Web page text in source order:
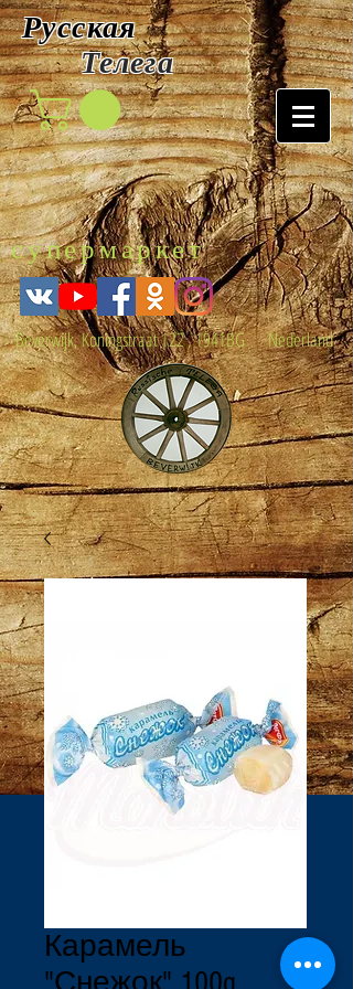
Русская
Телега
супермаркет
Beverwijk, Koningstraat 122 , 1941BG Nederland
Карамель